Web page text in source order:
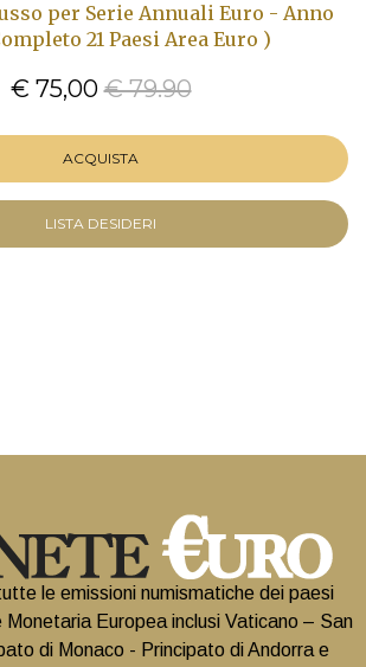
per Serie Annuali Euro - Anno
21 Paesi Area Euro )
€ 75,00 € 79.90
ACQUISTA
LISTA DESIDERI
le emissioni numismatiche dei paesi
Monetaria Europea inclusi Vaticano – San
di Monaco - Principato di Andorra e